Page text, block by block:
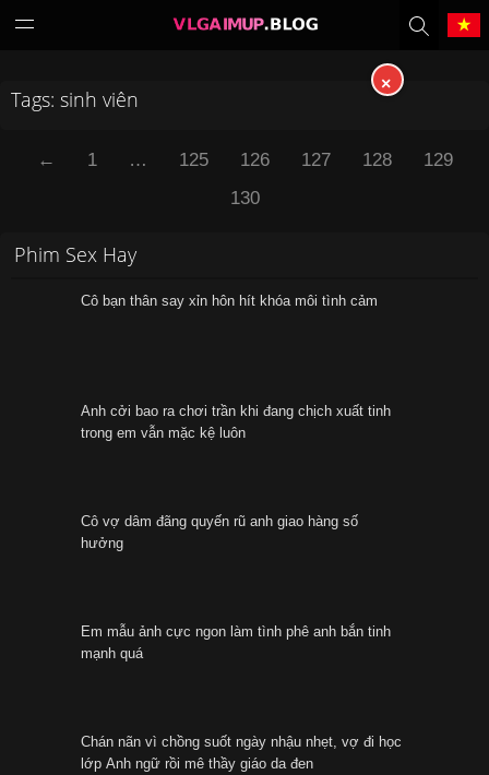
Tiếng Việt 中文（繁體）
中文（简体） English
Indonesia Filipino
हिन्दी Español
Английский
×
Tags: sinh viên
← 1 … 125 126 127 128
129
130
Phim Sex Hay
Cô bạn thân say xỉn hôn hít khóa môi tình cảm
Anh cởi bao ra chơi trần khi đang chịch xuất tinh
trong em vẫn mặc kệ luôn
Cô vợ dâm đãng quyến rũ anh giao hàng số
hưởng
Em mẫu ảnh cực ngon làm tình phê anh bắn tinh
mạnh quá
Chán nãn vì chồng suốt ngày nhậu nhẹt, vợ đi học
lớp Anh ngữ rồi mê thầy giáo da đen